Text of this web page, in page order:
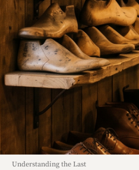
Understanding the Last